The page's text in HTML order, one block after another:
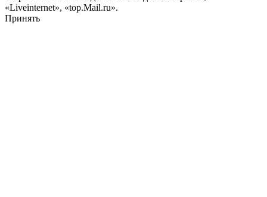
«Liveinternet», «top.Mail.ru».
Принять